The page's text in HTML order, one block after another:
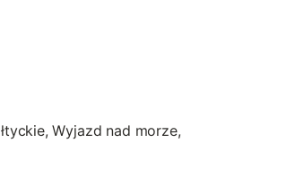
Wyjazd nad morze,